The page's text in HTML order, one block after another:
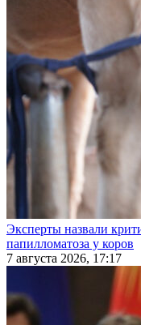
Эксперты назвали
папилломатоза у коров
7 августа 2026, 17:17